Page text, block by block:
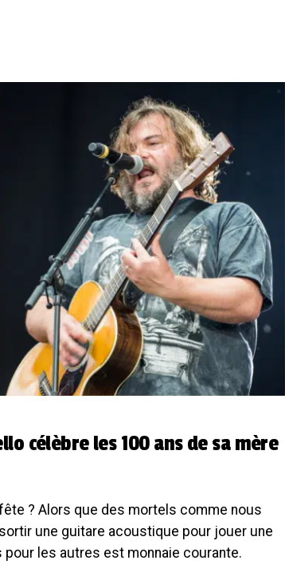
célèbre les 100 ans de sa mère
? Alors que des mortels comme nous
une guitare acoustique pour jouer une
les autres est monnaie courante.